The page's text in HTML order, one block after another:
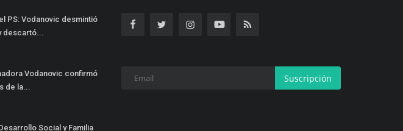
PS: Vodanovic desmintió
descartó...
Vodanovic confirmó
de la...
Social y Familia
Suscripción